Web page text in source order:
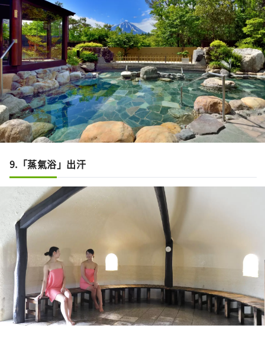
9.「蒸氣浴」出汗